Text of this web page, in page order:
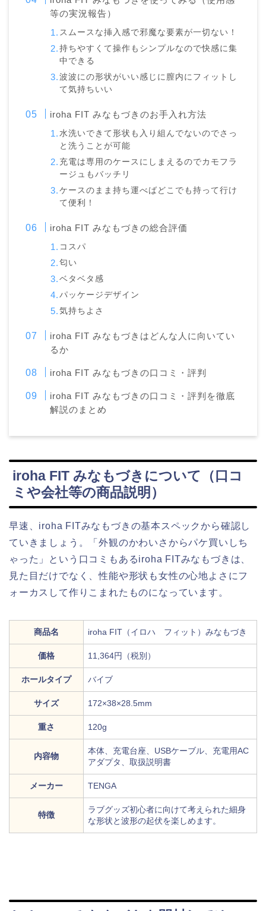
等の実況報告）
スムースな挿入感で邪魔な要素が一切ない！
持ちやすくて操作もシンプルなので快感に集
中できる
波波にの形状がいい感じに膣内にフィットし
て気持ちいい
iroha FIT みなもづきのお手入れ方法
水洗いできて形状も入り組んでないのでさっ
と洗うことが可能
充電は専用のケースにしまえるのでカモフラ
ージュもバッチリ
ケースのまま持ち運べばどこでも持って行け
て便利！
iroha FIT みなもづきの総合評価
コスパ
匂い
ベタベタ感
パッケージデザイン
気持ちよさ
iroha FIT みなもづきはどんな人に向いてい
るか
iroha FIT みなもづきの口コミ・評判
iroha FIT みなもづきの口コミ・評判を徹底
解説のまとめ
iroha FIT みなもづきについて（口コ
ミや会社等の商品説明）
早速、iroha FITみなもづきの基本スペックから確認し
ていきましょう。「外観のかわいさからパケ買いしち
ゃった」という口コミもあるiroha FITみなもづきは、
見た目だけでなく、性能や形状も女性の心地よさにフ
ォーカスして作りこまれたものになっています。
商品名 iroha FIT（イロハ フィット）みなもづき
価格 11,364円（税別）
ホールタイプ バイブ
サイズ 172×38×28.5mm
重さ 120g
内容物
本体、充電台座、USBケーブル、充電用AC
アダプタ、取扱説明書
メーカー TENGA
特徴
ラブグッズ初心者に向けて考えられた細身
な形状と波形の起伏を楽しめます。